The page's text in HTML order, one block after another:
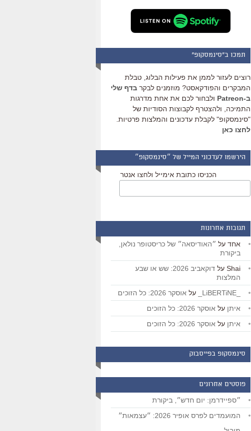
תמכו ב"סינמסקופ"
רוצים לעזור לממן את פעילות הבלוג, טבלת
המבקרים והפודקאסט? מוזמנים לבקר בדף שלי
ב-Patreon
ולבחור לכם את אחת מדרגות
התמיכה, ולהצטרף לקבוצות הסודיות של
"סינמסקופ" לקבלת עדכונים והמלצות פרטיות.
לחצו כאן
הירשמו לעדכוני המייל של ״סינמסקופ״
הכניסו כתובת אימייל ולחצו אנטר
תגובות אחרונות
אחד על ״האודיסאה״ של כריסטופר נולאן,
ביקורת
Shai על
דוקאביב 2026: שש או שבע
המלצות
על אוסקר 2026: כל הזוכים
איתן על אוסקר 2026: כל הזוכים
איתן על אוסקר 2026: כל הזוכים
סינמסקופ בפייסבוק
פוסטים אחרונים
״ספיידרמן: יום חדש״, ביקורת
המועמדים לפרס אופיר 2026: ״עצמאות״